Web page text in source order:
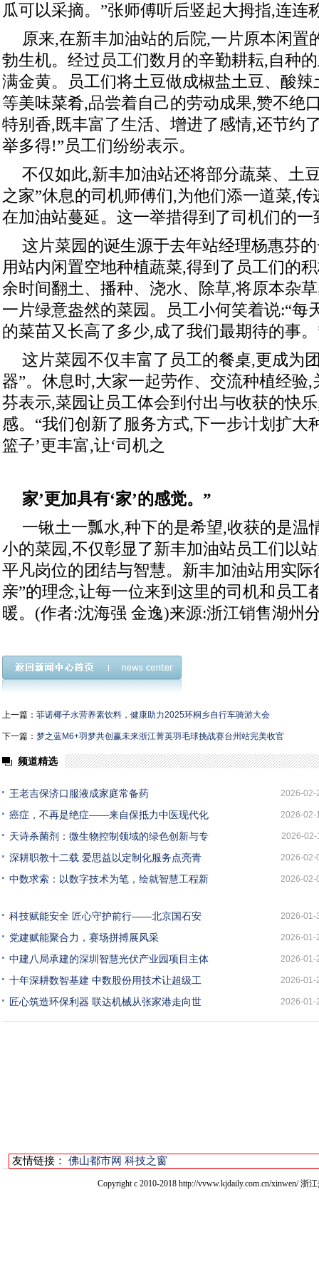
瓜可以采摘。”张师傅听后竖起大拇指,连连
原来,在新丰加油站的后院,一片原本闲置
勃生机。经过员工们数月的辛勤耕耘,自种
满金黄。员工们将土豆做成椒盐土豆、酸
等美味菜肴,品尝着自己的劳动成果,赞不绝
特别香,既丰富了生活、增进了感情,还节约
举多得!”员工们纷纷表示。
不仅如此,新丰加油站还将部分蔬菜、土
之家”休息的司机师傅们,为他们添一道菜,传
在加油站蔓延。这一举措得到了司机们的一
这片菜园的诞生源于去年站经理杨惠芬
用站内闲置空地种植蔬菜,得到了员工们的
余时间翻土、播种、浇水、除草,将原本杂
一片绿意盎然的菜园。员工小何笑着说:“每
的菜苗又长高了多少,成了我们最期待的事。
这片菜园不仅丰富了员工的餐桌,更成为
器”。休息时,大家一起劳作、交流种植经验
芬表示,菜园让员工体会到付出与收获的快
感。“我们创新了服务方式,下一步计划扩大
篮子’更丰富,让‘司机之
家’更加具有‘家’的感觉。”
一锹土一瓢水,种下的是希望,收获的是温
小的菜园,不仅彰显了新丰加油站员工们以
平凡岗位的团结与智慧。新丰加油站用实际
亲”的理念,让每一位来到这里的司机和员工
暖。(作者:沈海强 金逸)来源:浙江销售湖州
上一篇： 菲诺椰子水营养素饮料，健康助力2025环桐乡自行车骑游大会
下一篇： 梦之蓝M6+羽梦共创赢未来浙江菁英羽毛球挑战赛台州站完美收官
频道精选
王老吉保济口服液成家庭常备药 2026-02-
癌症，不再是绝症——来自保抵力中医现代化 2026-02-
天诗杀菌剂：微生物控制领域的绿色创新与专 2026-02-
深耕职教十二载 爱思益以定制化服务点亮青 2026-02-
中数求索：以数字技术为笔，绘就智慧工程新 2026-02-
科技赋能安全 匠心守护前行——北京国石安 2026-01-
党建赋能聚合力，赛场拼搏展风采 2026-01-
中建八局承建的深圳智慧光伏产业园项目主体 2026-01-
十年深耕数智基建 中数股份用技术让超级工 2026-01-
匠心筑造环保利器 联达机械从张家港走向世 2026-01-
友情链接： 佛山都市网 科技之窗
Copyright c 2010-2018 http://vvww.kjdaily.com.cn/xinwen/